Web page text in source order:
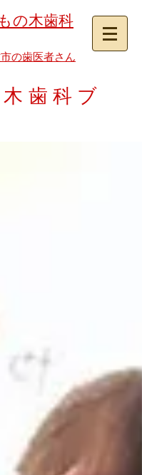
の木歯科
の歯医者さん
歯科ブ